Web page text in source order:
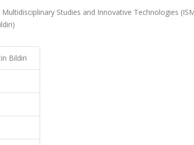
Studies and Innovative Technologies
Bildiri